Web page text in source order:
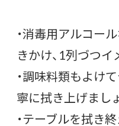
・消毒用アルコー
きかけ、1列づつイ
・調味料類もよけ
寧に拭き上げまし
・テーブルを拭き